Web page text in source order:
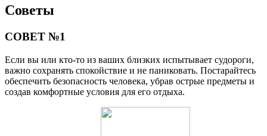
Советы
СОВЕТ №1
Если вы или кто-то из ваших близких испытывает судороги,
важно сохранять спокойствие и не паниковать. Постарайтесь
обеспечить безопасность человека, убрав острые предметы и
создав комфортные условия для его отдыха.